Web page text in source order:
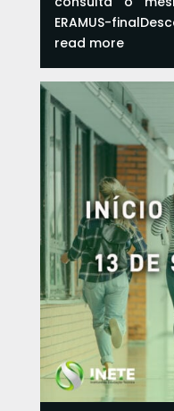
ERAMUS-
read more